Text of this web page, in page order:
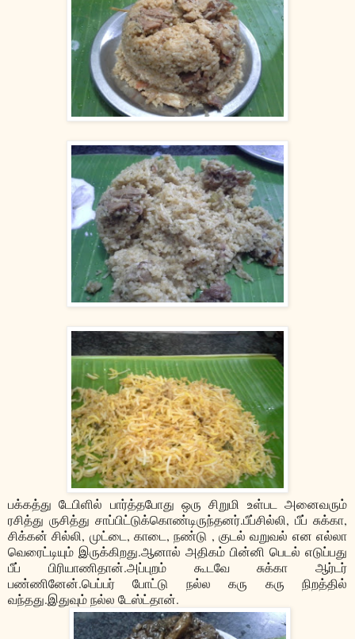
பக்கத்து டேபிளில் பார்த்தபோது ஒரு சிறுமி உள்பட அனைவரும்
ரசித்து ருசித்து சாப்பிட்டுக்கொண்டிருந்தனர்.பீப்சில்லி, பீப் சுக்கா,
சிக்கன் சில்லி, முட்டை, காடை, நண்டு , குடல் வறுவல் என எல்லா
வெரைட்டியும் இருக்கிறது.ஆனால் அதிகம் பின்னி பெடல் எடுப்பது
பீப் பிரியாணிதான்.அப்புறம் கூடவே சுக்கா ஆர்டர்
பண்ணினேன்.பெப்பர் போட்டு நல்ல கரு கரு நிறத்தில்
வந்தது.இதுவும் நல்ல டேஸ்ட்தான்.